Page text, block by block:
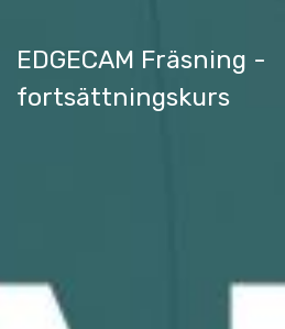
EDGECAM Fräsning -
fortsättningskurs